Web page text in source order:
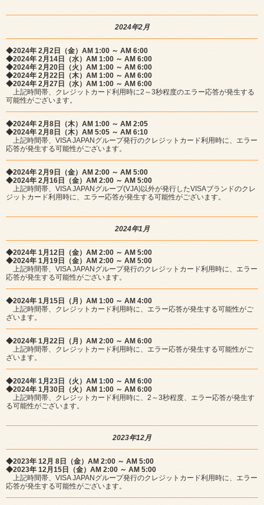
2024年2月
◆2024年 2月2日（金）AM 1:00 ～ AM 6:00
◆2024年 2月14日（水）AM 1:00 ～ AM 6:00
◆2024年 2月20日（火）AM 1:00 ～ AM 6:00
◆2024年 2月22日（木）AM 1:00 ～ AM 6:00
◆2024年 2月27日（水）AM 1:00 ～ AM 6:00
上記時間帯、クレジットカード利用時に2～3秒程度のエラー応答が発生する
可能性がございます。
◆2024年 2月8日（木）AM 1:00 ～ AM 2:05
◆2024年 2月8日（木）AM 5:05 ～ AM 6:10
上記時間帯、VISA JAPANグループ発行のクレジットカード利用時に、エラー
応答が発生する可能性がございます。
◆2024年 2月9日（金）AM 2:00 ～ AM 5:00
◆2024年 2月16日（金）AM 2:00 ～ AM 5:00
上記時間帯、VISA JAPANグループ(VJA)以外が発行したVISAブランドのクレ
ジットカード利用時に、エラー応答が発生する可能性がございます。
2024年1月
◆2024年 1月12日（金）AM 2:00 ～ AM 5:00
◆2024年 1月19日（金）AM 2:00 ～ AM 5:00
上記時間帯、VISA JAPANグループ発行のクレジットカード利用時に、エラー
応答が発生する可能性がございます。
◆2024年 1月15日（月）AM 1:00 ～ AM 4:00
上記時間帯、クレジットカード利用時に、エラー応答が発生する可能性がご
ざいます。
◆2024年 1月22日（月）AM 2:00 ～ AM 6:00
上記時間帯、クレジットカード利用時に、エラー応答が発生する可能性がご
ざいます。
◆2024年 1月23日（火）AM 1:00 ～ AM 6:00
◆2024年 1月30日（火）AM 1:00 ～ AM 6:00
上記時間帯、クレジットカード利用時に、2～3秒程度、エラー応答が発生す
る可能性がございます。
2023年12月
◆2023年 12月 8日（金）AM 2:00 ～ AM 5:00
◆2023年 12月15日（金）AM 2:00 ～ AM 5:00
上記時間帯、VISA JAPANグループ発行のクレジットカード利用時に、エラー
応答が発生する可能性がございます。